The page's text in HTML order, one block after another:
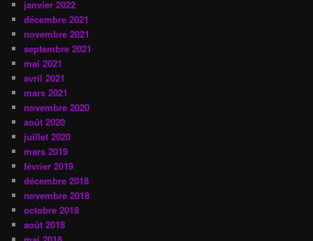
janvier 2022
décembre 2021
novembre 2021
septembre 2021
mai 2021
avril 2021
mars 2021
novembre 2020
août 2020
juillet 2020
mars 2019
février 2019
décembre 2018
novembre 2018
octobre 2018
août 2018